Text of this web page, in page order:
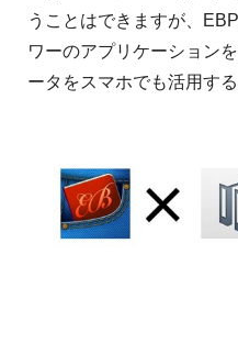
うことはできますが、
ワーのアプリケーション
ータをスマホでも活用す